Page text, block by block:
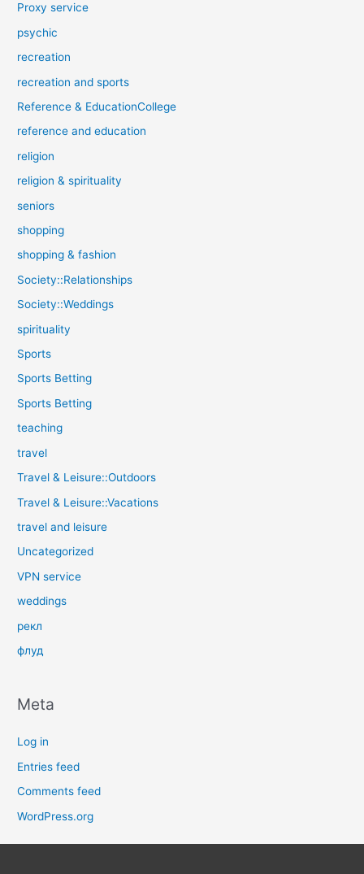
Proxy service
psychic
recreation
recreation and sports
Reference & EducationCollege
reference and education
religion
religion & spirituality
seniors
shopping
shopping & fashion
Society::Relationships
Society::Weddings
spirituality
Sports
Sports Betting
Sports Betting
teaching
travel
Travel & Leisure::Outdoors
Travel & Leisure::Vacations
travel and leisure
Uncategorized
VPN service
weddings
рекл
флуд
Meta
Log in
Entries feed
Comments feed
WordPress.org